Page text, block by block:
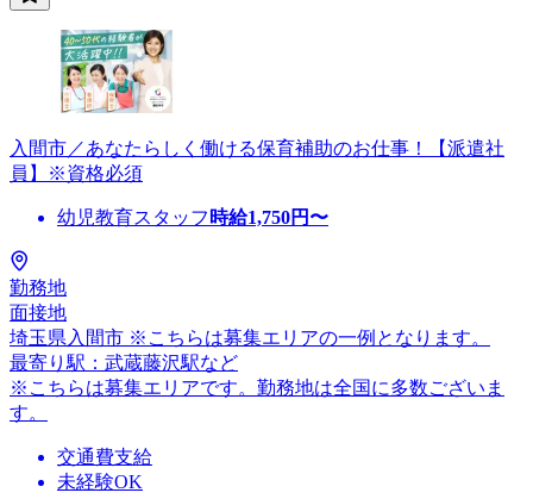
入間市／あなたらしく働ける保育補助のお仕事！【派遣社
員】※資格必須
幼児教育スタッフ 時給1,750円〜
勤務地
面接地
埼玉県入間市 ※こちらは募集エリアの一例となります。
最寄り駅：武蔵藤沢駅など
※こちらは募集エリアです。勤務地は全国に多数ございま
す。
交通費支給
未経験OK